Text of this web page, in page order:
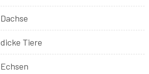
Dachse
dicke Tiere
Echsen